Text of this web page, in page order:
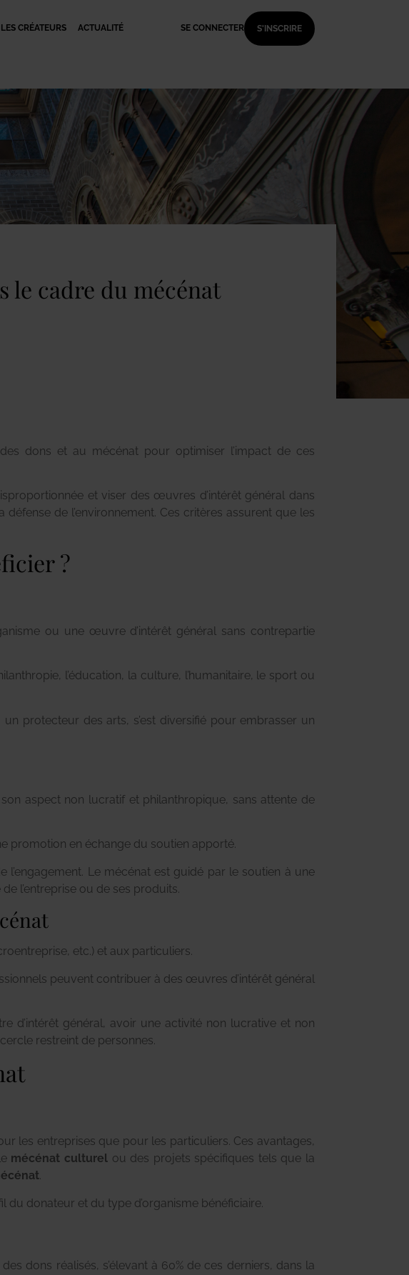
CRÉATEURS ACTUALITÉ SE CONNECTER S'INSCRIRE
le cadre du mécénat
dons et au mécénat pour optimiser l’impact de ces
et viser des œuvres d’intérêt général dans
de l’environnement. Ces critères assurent que les
?
ou une œuvre d’intérêt général sans contrepartie
l’éducation, la culture, l’humanitaire, le sport ou
protecteur des arts, s’est diversifié pour embrasser un
aspect non lucratif et philanthropique, sans attente de
promotion en échange du soutien apporté.
Le mécénat est guidé par le soutien à une
l’entreprise ou de ses produits.
etc.) et aux particuliers.
peuvent contribuer à des œuvres d’intérêt général
d’intérêt général, avoir une activité non lucrative et non
restreint de personnes.
les entreprises que pour les particuliers. Ces avantages,
mécénat culturel ou des projets spécifiques tels que la
.
donateur et du type d’organisme bénéficiaire.
dons réalisés, s’élevant à 60% de ces derniers, dans la